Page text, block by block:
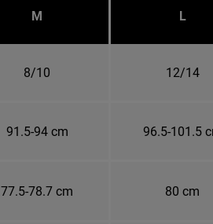
M L
8/10 12/14
91.5-94 cm 96.5-101.5
77.5-78.7 cm 80 cm